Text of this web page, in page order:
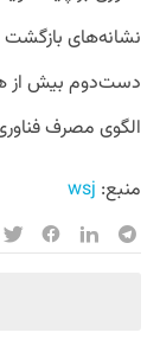
نشانه‌های بازگشت
دست‌دوم بیش از
الگوی مصرف
منبع: wsj